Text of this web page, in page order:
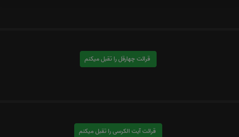
قرائت چهارقل را تقبل میکنم
قرائت آیت الکرسی را تقبل میکنم